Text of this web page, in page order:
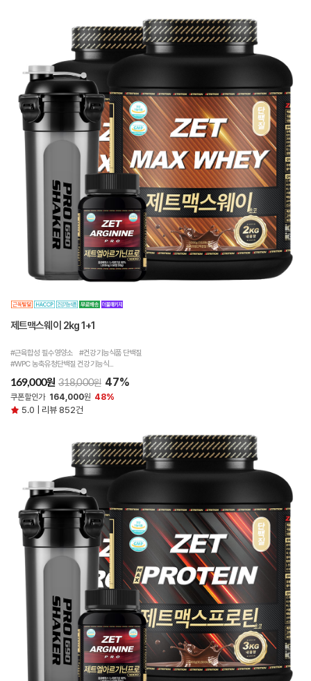
제트맥스웨이 2kg 1+1
#근육합성 필수영양소 #건강기능식품 단백질
#WPC 농축유청단백질 건강기능식...
169,000원 318,000원 47%
쿠폰할인가 164,000원 48%
5.0 | 리뷰 852건